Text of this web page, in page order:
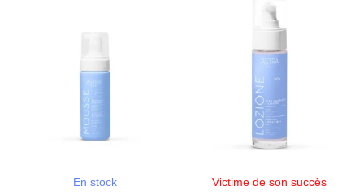
En stock Victime de son succès